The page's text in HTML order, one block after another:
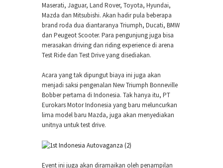
Maserati, Jaguar, Land Rover, Toyota, Hyundai,
Mazda dan Mitsubishi. Akan hadir pula beberapa
brand roda dua diantaranya Triumph, Ducati, BMW
dan Peugeot Scooter. Para pengunjung juga bisa
merasakan driving dan riding experience di arena
Test Ride dan Test Drive yang disediakan.
Acara yang tak dipungut biaya ini juga akan
menjadi saksi pengenalan New Triumph Bonneville
Bobber pertama di Indonesia. Tak hanya itu, PT
Eurokars Motor Indonesia yang baru meluncurkan
lima model baru Mazda, juga akan menyediakan
unitnya untuk test drive.
Event ini juga akan diramaikan oleh penampilan